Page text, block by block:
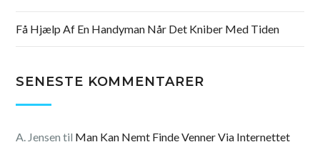
Få Hjælp Af En Handyman Når Det Kniber Med Tiden
SENESTE KOMMENTARER
A. Jensen til Man Kan Nemt Finde Venner Via Internettet